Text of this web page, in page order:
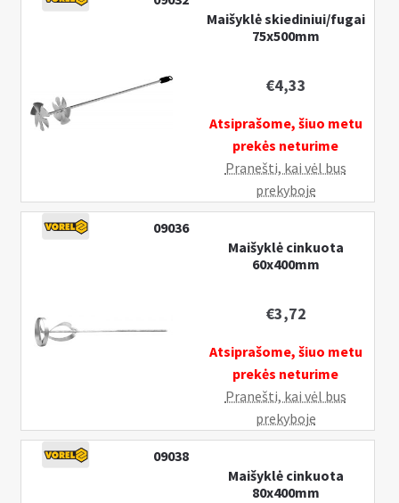
Maišyklė skiediniui/fugai
75x500mm
€4,33
Atsiprašome, šiuo metu
prekės neturime
Pranešti, kai vėl bus
prekyboje
09036
Maišyklė cinkuota
60x400mm
€3,72
Atsiprašome, šiuo metu
prekės neturime
Pranešti, kai vėl bus
prekyboje
09038
Maišyklė cinkuota
80x400mm